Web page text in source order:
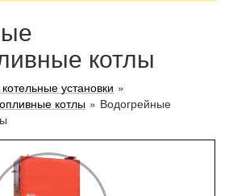
котлы
установки »
котлы » Водогрейные